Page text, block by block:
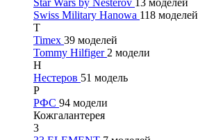
Star Wars by Nesterov 13 моделей
Swiss Military Hanowa 118 моделей
T
Timex 39 моделей
Tommy Hilfiger 2 модели
Н
Нестеров 51 модель
Р
РФС 94 модели
Кожгалантерея
3